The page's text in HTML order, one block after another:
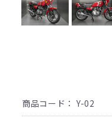
商品コード： Y-02